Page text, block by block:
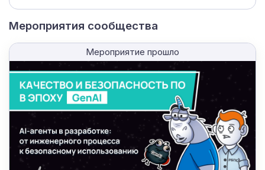
Мероприятия сообщества
Мероприятие прошло